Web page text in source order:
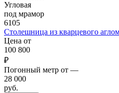
Угловая
под мрамор
6105
Столешница из кварцевого
Цена от
100 800
₽
Погонный метр от —
28 000
руб.